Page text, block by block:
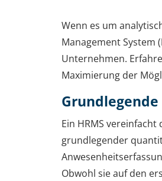
Wenn es um
Management System
Unternehmen.
Maximierung der
Ein HRMS
grundlegender
Obwohl sie auf den